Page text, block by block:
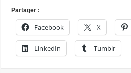
Partager :
Facebook X
LinkedIn Tumblr